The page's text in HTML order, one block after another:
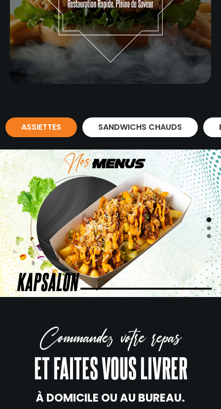
ASSIETTES SANDWICHS CHAUDS
Commandez votre repas
ET FAITES VOUS LIVRER
À DOMICILE OU AU BUREAU.